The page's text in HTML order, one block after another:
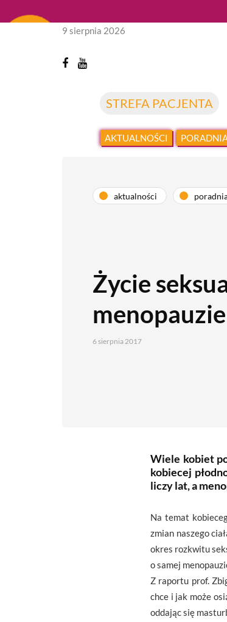
STREFA PACJENTA
9 sierpnia 2026
AKTUALNOŚCI
aktualności
Życie
menopauzie
6 sierpnia 2017
Wiele kobiet
kobiecej
liczy lat, a
Na temat
zmian naszego
okres rozkwitu
o samej
Z raportu prof.
chce i jak może
oddając się